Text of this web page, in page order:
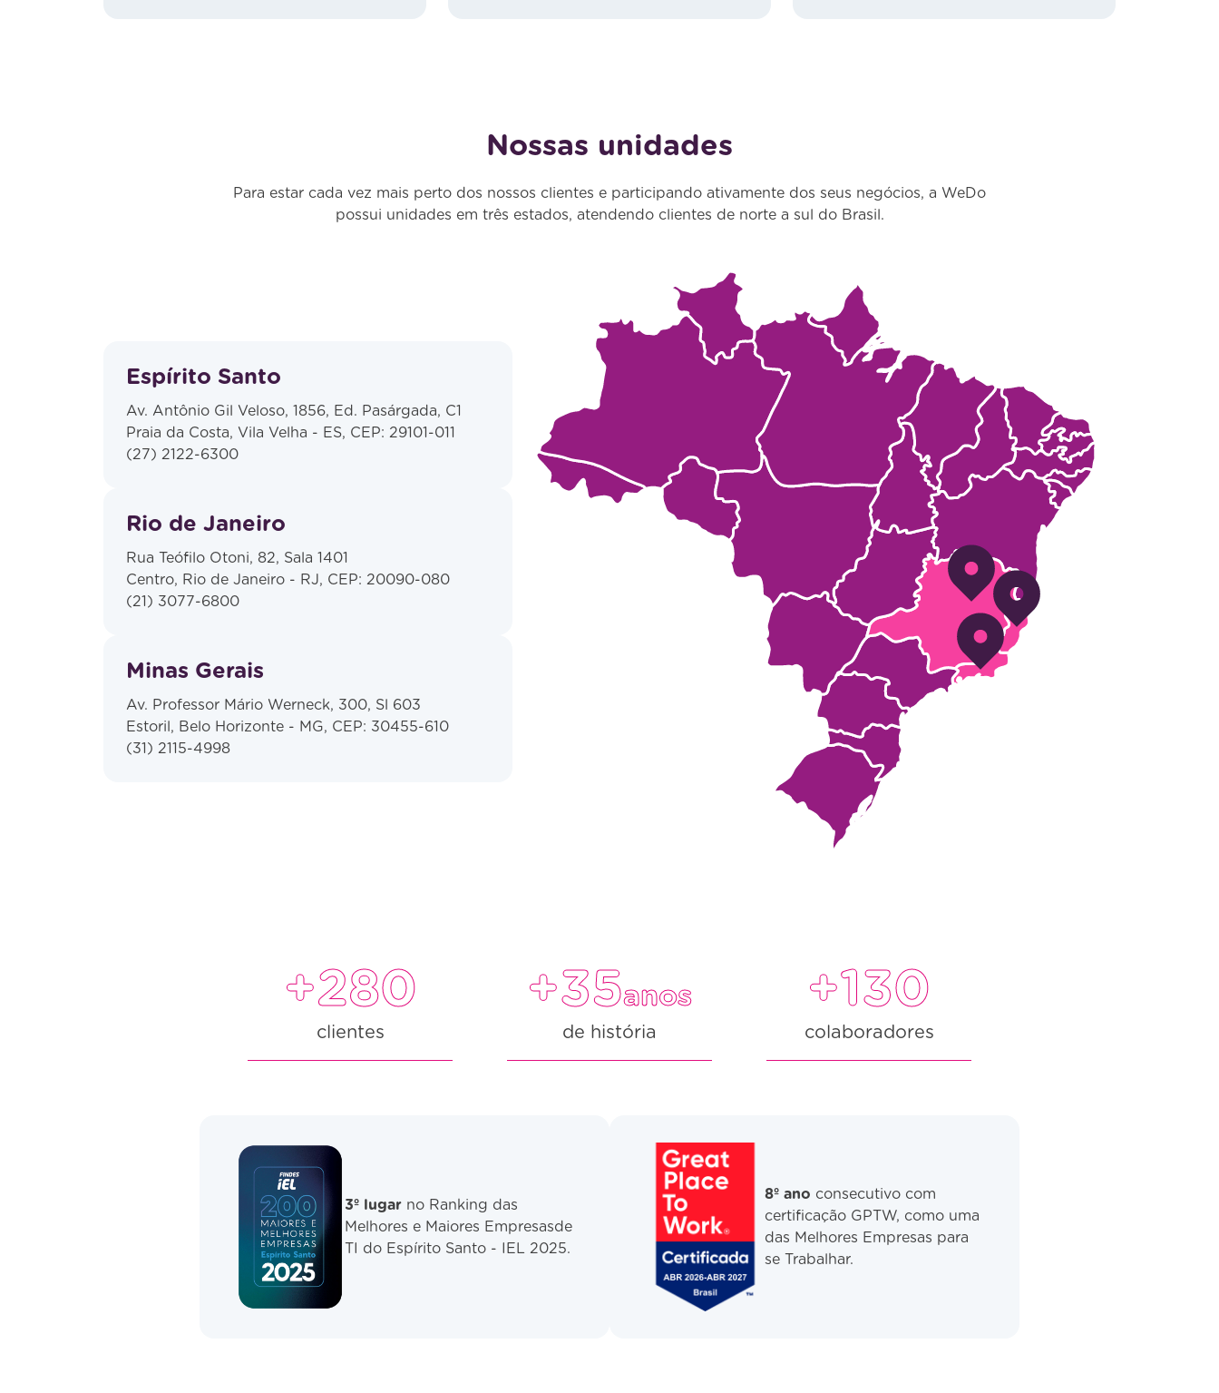
Nossas unidades
Para estar cada vez mais perto dos nossos clientes e participando ativamente dos seus negócios, a WeDo
possui unidades em três estados, atendendo clientes de norte a sul do Brasil.
Espírito Santo
Av. Antônio Gil Veloso, 1856, Ed. Pasárgada, C1
Praia da Costa, Vila Velha - ES, CEP: 29101-011
(27) 2122-6300
Rio de Janeiro
Rua Teófilo Otoni, 82, Sala 1401
Centro, Rio de Janeiro - RJ, CEP: 20090-080
(21) 3077-6800
Minas Gerais
Av. Professor Mário Werneck, 300, Sl 603
Estoril, Belo Horizonte - MG, CEP: 30455-610
(31) 2115-4998
+280
clientes
+35anos
de história
+130
colaboradores
3º lugar no Ranking das
Melhores e Maiores Empresasde
TI do Espírito Santo - IEL 2025.
8º ano consecutivo com
certificação GPTW, como uma
das Melhores Empresas para
se Trabalhar.